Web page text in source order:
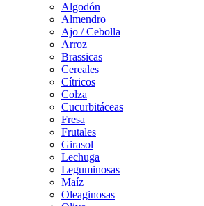
Algodón
Almendro
Ajo / Cebolla
Arroz
Brassicas
Cereales
Cítricos
Colza
Cucurbitáceas
Fresa
Frutales
Girasol
Lechuga
Leguminosas
Maíz
Oleaginosas